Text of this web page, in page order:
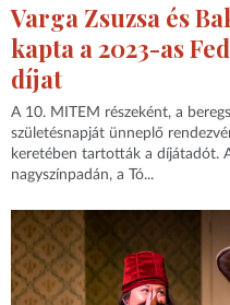
Varga Zsuzsa és
kapta a 2023-as
díjat
A 10. MITEM részeként, a
születésnapját ünneplő
keretében tartották a díjátadót.
nagyszínpadán, a Tó...